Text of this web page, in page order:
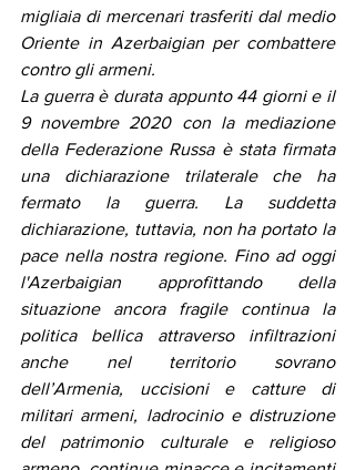
migliaia di mercenari trasferiti dal medio
Oriente in Azerbaigian per combattere
contro gli armeni.
La guerra è durata appunto 44 giorni e il
9 novembre 2020 con la mediazione
della Federazione Russa è stata firmata
una dichiarazione trilaterale che ha
fermato la guerra. La suddetta
dichiarazione, tuttavia, non ha portato la
pace nella nostra regione. Fino ad oggi
l'Azerbaigian approfittando della
situazione ancora fragile continua la
politica bellica attraverso infiltrazioni
anche nel territorio sovrano
dell’Armenia, uccisioni e catture di
militari armeni, ladrocinio e distruzione
del patrimonio culturale e religioso